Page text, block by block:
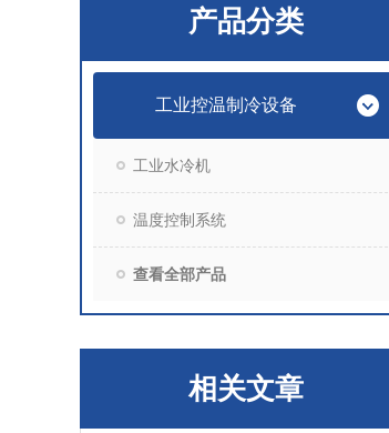
产品分类
工业控温制冷设备
工业水冷机
温度控制系统
查看全部产品
相关文章